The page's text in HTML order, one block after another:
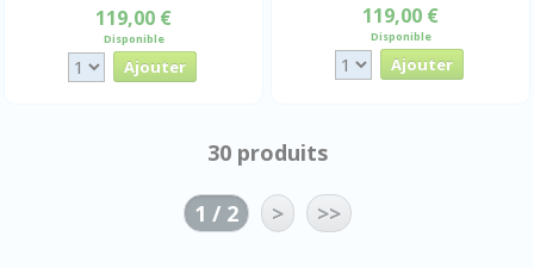
119,00 €
Disponible
119,00 €
Disponible
30 produits
1 / 2 > >>